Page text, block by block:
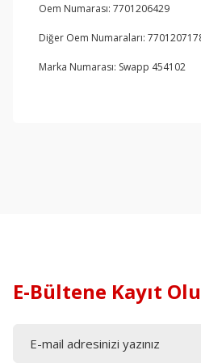
Oem Numarası: 7701206429
Diğer Oem Numaraları:
Marka Numarası: Swapp 454102
E-Bültene Kayıt